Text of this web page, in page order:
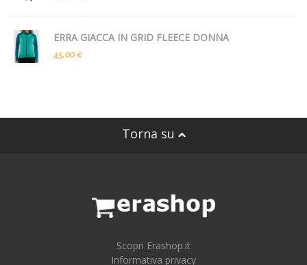
ERRA GIACCA IN GRID FLEECE DONNA
45,00 €
Torna su
Scopri Erashop.it
Informativa privacy